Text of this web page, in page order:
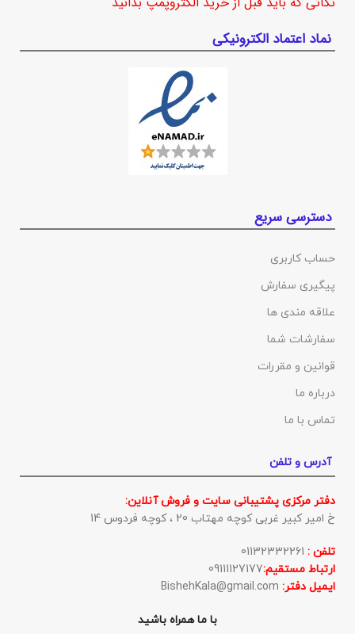
نماد اعتماد الکترونیکی
دسترسی سریع
حساب کاربری
پیگیری سفارش
علاقه مندی ها
سفارشات شما
قوانین و مقررات
درباره ما
تماس با ما
آدرس و تلفن
دفتر مرکزی پشتیبانی سایت و فروش آنلاین:
خ امیر کبیر غربی کوچه مهتاب 20 ، کوچه فردوس 14
تلفن :
ارتباط مستقیم:09111127177
ایمیل دفتر:
با ما همراه باشید